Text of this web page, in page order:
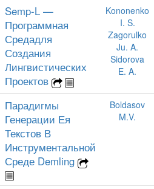
Semp-L —
Программная
Средадля
Создания
Лингвистических
Проектов
Kononenko
I. S.
Zagorulko
Ju. A.
Sidorova
E. A.
Парадигмы
Генерации Ея
Текстов В
Инструментальной
Среде Demling
Boldasov
M.V.